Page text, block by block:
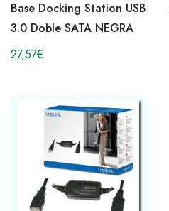
Base Docking Station USB
3.0 Doble SATA NEGRA
27,57€